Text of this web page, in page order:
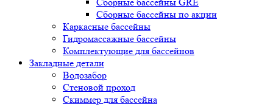
Сборные бассейны по акции
Каркасные бассейны
Гидромассажные бассейны
Комплектующие для бассейнов
Закладные детали
Водозабор
Стеновой проход
Скиммер для бассейна